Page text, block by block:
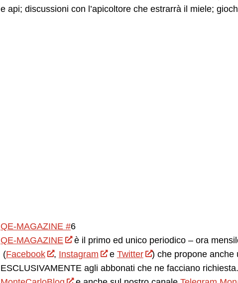
e api; discussioni con l’apicoltore che estrarrà il miele;
QE-MAGAZINE #6
QE-MAGAZINE
è il primo ed unico periodico – ora
(Facebook , Instagram e Twitter
) che propone anche
ESCLUSIVAMENTE agli abbonati che ne facciano